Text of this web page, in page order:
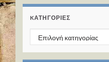
KΑΤΗΓΟΡΊΕΣ
Kατηγορίες